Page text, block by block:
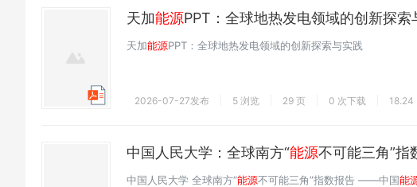
天加能源PPT：全球地热发电领域的创新探索
天加能源PPT：全球地热发电领域的创新探索与实践
2026-07-27发布 5 浏览 29 页 0 次下载 18.24
中国人民大学：全球南方“能源不可能三角”
中国人民大学 全球南方“能源不可能三角”指数报告 ——中国能